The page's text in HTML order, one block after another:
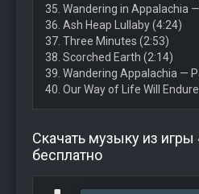
35. Wandering in Appalachia
36. Ash Heap Lullaby (4:24)
37. Three Minutes (2:53)
38. Scorched Earth (2:14)
39. Wandering Appalachia —
40. Our Way of Life Will
Скачать музыку из игры
бесплатно